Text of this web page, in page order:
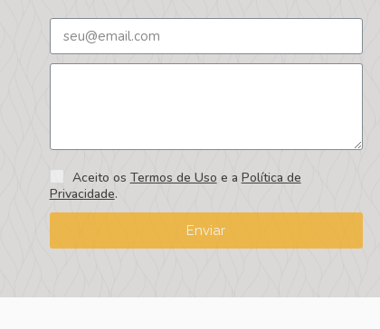
Aceito os Termos de Uso e a Política de
Privacidade.
Enviar